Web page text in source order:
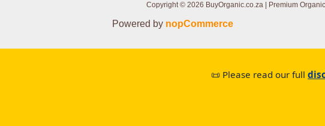
Copyright © 2026 BuyOrganic.co.za | Premium
Powered by nopCommerce
📜 Please read our full